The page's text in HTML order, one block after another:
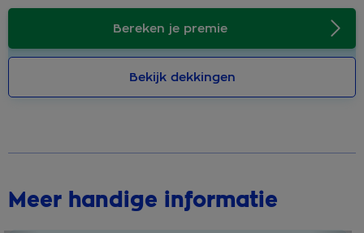
Bereken je premie
Bekijk dekkingen
Meer handige informatie